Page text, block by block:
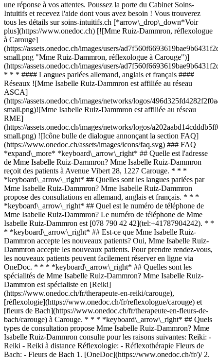
une réponse à vos attentes. Poussez la porte du Cabinet Soins-
Intuitifs et recevez l'aide dont vous avez besoin ! Vous trouverez
tous les détails sur soins-intuitifs.ch [*arrow\_drop\_down*Voir
plus](https://www.onedoc.ch) [![Mme Ruiz-Dammron, réflexologue
à Carouge]
(https://assets.onedoc.ch/images/users/
small.png "Mme Ruiz-Dammron, réflexologue à Carouge")]
(https://assets.onedoc.ch/images/users/
* * * #### Langues parlées allemand, anglais et français ####
Réseaux ![Mme Isabelle Ruiz-Dammron est affiliée au réseau
ASCA]
(https://assets.onedoc.ch/images/networks/logos/
small.png)![Mme Isabelle Ruiz-Dammron est affiliée au réseau
RME]
(https://assets.onedoc.ch/images/networks/logos/
small.png) ![Icône bulle de dialogue annonçant la section FAQ]
(https://www.onedoc.ch/assets/images/icons/faq.svg) ### FAQ
*expand\_more* *keyboard\_arrow\_right* ## Quelle est l'adresse
de Mme Isabelle Ruiz-Dammron? Mme Isabelle Ruiz-Dammron
reçoit des patients à Avenue Vibert 28, 1227 Carouge. * * *
*keyboard\_arrow\_right* ## Quelles sont les langues parlées par
Mme Isabelle Ruiz-Dammron? Mme Isabelle Ruiz-Dammron
propose des consultations en allemand, anglais et français. * * *
*keyboard\_arrow\_right* ## Quel est le numéro de téléphone de
Mme Isabelle Ruiz-Dammron? Le numéro de téléphone de Mme
Isabelle Ruiz-Dammron est [078 790 42 42](tel:+41787904242). * *
* *keyboard\_arrow\_right* ## Est-ce que Mme Isabelle Ruiz-
Dammron accepte les nouveaux patients? Oui, Mme Isabelle Ruiz-
Dammron accepte les nouveaux patients. Pour prendre rendez-vous,
les nouveaux patients peuvent facilement réserver en ligne via
OneDoc. * * * *keyboard\_arrow\_right* ## Quelles sont les
spécialités de Mme Isabelle Ruiz-Dammron? Mme Isabelle Ruiz-
Dammron est spécialiste en [Reiki]
(https://www.onedoc.ch/fr/therapeute-en-reiki/carouge),
[réflexologie](https://www.onedoc.ch/fr/reflexologue/carouge) et
[fleurs de Bach](https://www.onedoc.ch/fr/therapeute-en-fleurs-de-
bach/carouge) à Carouge. * * * *keyboard\_arrow\_right* ## Quels
types de consultation propose Mme Isabelle Ruiz-Dammron? Mme
Isabelle Ruiz-Dammron consulte pour les raisons suivantes: Reiki: -
Reiki - Reiki à distance Réflexologie: - Réflexothérapie Fleurs de
Bach: - Fleurs de Bach 1. [OneDoc](https://www.onedoc.ch/fr/)/ 2. [Réflexologue](https://www.onedoc.ch/fr/reflexologue)/ 3. [Canton de Genève](https://www.onedoc.ch/fr/reflexologue/canton-de-geneve)/ 4. [Carouge](https://www.onedoc.ch/fr/reflexologue/carouge)/ 5. Mme Isabelle Ruiz-Dammron ### Prenez RDV avec Mme Isabelle Ruiz-Dammron Renseignez les informations suivantes 1 Spécialité Sélectionnez une spécialité * * * *touch\_app* Choisissez un créneau horaire *chevron\_left* lun. 03 août *chevron\_right* Voir plus de rendez-vous Créneau horaire Prendre rendez-vous ### Téléchargez l'app OneDoc Prenez rendez-vous en ligne chez un médecin, un dentiste ou un thérapeute proche de vous en Suisse. L'application OneDoc vous permet de gérer tous vos rendez-vous médicaux depuis votre natel, n'importe où et n'importe quand. ![Code QR redirigeant vers l’App Store ou Google Play pour télécharger l’app OneDoc Patients](https://www.onedoc.ch/assets/images/download-app-qr.jpeg) Scannez le QR code pour télécharger l’application [![Téléchargez notre application sur l'App Store!](https://www.onedoc.ch/assets/images/app-store-badge-fr.svg)](https://apps.apple.com/ch/app/onedoc/id1592376413?l=fr)[![Téléchargez notre application sur le Google Play Store!](https://www.onedoc.ch/assets/images/google-play-badge-fr.png)](https://play.google.com/store/apps/details?id=ch.onedoc.patient&hl=fr-CH) *keyboard\_arrow\_right* ## Spécialités associées [Thérapeute en Reiki à Genève](https://www.onedoc.ch/fr/therapeute-en-reiki/geneve)[Thérapeute en Reiki à Nyon](https://www.onedoc.ch/fr/therapeute-en-reiki/nyon)[Thérapeute en Reiki à Lancy](https://www.onedoc.ch/fr/therapeute-en-reiki/lancy)[Thérapeute en Reiki à Morges](https://www.onedoc.ch/fr/therapeute-en-reiki/morges)[Thérapeute en Reiki à Gland](https://www.onedoc.ch/fr/therapeute-en-reiki/gland)[Thérapeute en Reiki à Meyrin](https://www.onedoc.ch/fr/therapeute-en-reiki/meyrin)[Thérapeute en Reiki à Plan-les-Ouates](https://www.onedoc.ch/fr/therapeute-en-reiki/plan-les-ouates)[Réflexologue à Genève](https://www.onedoc.ch/fr/reflexologue/geneve)[Réflexologue à Nyon](https://www.onedoc.ch/fr/reflexologue/nyon)[Réflexologue à Carouge](https://www.onedoc.ch/fr/reflexologue/carouge)[Réflexologue à Gland](https://www.onedoc.ch/fr/reflexologue/gland)[Réflexologue à Meyrin](https://www.onedoc.ch/fr/reflexologue/meyrin)[Réflexologue à Morges](https://www.onedoc.ch/fr/reflexologue/morges)[Réflexologue à Préverenges](https://www.onedoc.ch/fr/reflexologue/preverenges)[Réflexologue à Chêne-Bourg](https://www.onedoc.ch/fr/reflexologue/chene-bourg)[Réflexologue à Lancy](https://www.onedoc.ch/fr/reflexologue/lancy)[Réflexologue à Plan-les-Ouates](https://www.onedoc.ch/fr/reflexologue/plan-les-ouates)[Réflexologue à Rolle](https://www.onedoc.ch/fr/reflexologue/rolle)[Réflexologue à Onex](https://www.onedoc.ch/fr/reflexologue/onex)[Réflexologue à Vich](https://www.onedoc.ch/fr/reflexologue/vich)[Réflexologue à Vésenaz](https://www.onedoc.ch/fr/reflexologue/vesenaz) *keyboard\_arrow\_right* ## Recherches fréquentes [Physiothérapeute à Genève](https://www.onedoc.ch/fr/physiotherapeute/geneve)[Psychologue à Genève](https://www.onedoc.ch/fr/psychologue/geneve)[Médecin généraliste à Genève](https://www.onedoc.ch/fr/medecin-generaliste/geneve)[Thérapeute en drainage lymphatique à Genève](https://www.onedoc.ch/fr/therapeute-en-drainage-lymphatique/geneve)[Masseur classique à Genève](https://www.onedoc.ch/fr/masseur-classique/geneve)[Spécialiste en médecine interne générale à Genève](https://www.onedoc.ch/fr/specialiste-en-medecine-interne-generale/geneve)[Réflexologue à Genève](https://www.onedoc.ch/fr/reflexologue/geneve)[Médecin-dentiste à Genève](https://www.onedoc.ch/fr/medecin-dentiste/geneve)[Acupuncteur à Genève](https://www.onedoc.ch/fr/acupuncteur/geneve)[Spécialiste en Médecine Traditionnelle Chinoise (MTC) à Genève](https://www.onedoc.ch/fr/specialiste-en-medecine-traditionnelle-chinoise-mtc/geneve)[Physiothérapeute du sport à Genève](https://www.onedoc.ch/fr/physiotherapeute-du-sport/geneve)[Gynécologue obstétricien à Genève](https://www.onedoc.ch/fr/gynecologue-obstetricien/geneve)[Masseur thérapeutique à Genève](https://www.onedoc.ch/fr/masseur-therapeutique/geneve)[Ostéopathe à Genève](https://www.onedoc.ch/fr/osteopathe/geneve)[Thérapeute en nutrition MCO à Genève](https://www.onedoc.ch/fr/therapeute-en-nutrition-mco/geneve)[Psychothérapeute à Genève](https://www.onedoc.ch/fr/psychotherapeute/geneve)[Ophtalmologue à Genève](https://www.onedoc.ch/fr/ophtalmologue/geneve)[Pédiatre à Genève](https://www.onedoc.ch/fr/pediatre/geneve)[Thérapeute en nutrition à Genève](https://www.onedoc.ch/fr/therapeute-en-nutrition/geneve)[Thérapeute en hypnose à Genève](https://www.onedoc.ch/fr/therapeute-en-hypnose/geneve)[Spécialiste en médecine esthétique à Genève](https://www.onedoc.ch/fr/specialiste-en-medecine-esthetique/geneve) *keyboard\_arrow\_right* ## Annuaire des professionnels de santé suisses [Liste des praticiens](https://www.onedoc.ch/fr/annuaire) [A](https://www.onedoc.ch/fr/annuaire/A) [B](https://www.onedoc.ch/fr/annuaire/B) [C](https://www.onedoc.ch/fr/annuaire/C) [D](https://www.onedoc.ch/fr/annuaire/D) [E](https://www.onedoc.ch/fr/annuaire/E) [F](https://www.onedoc.ch/fr/annuaire/F) [G](https://www.onedoc.ch/fr/annuaire/G) [H](https://www.onedoc.ch/fr/annuaire/H) [I](https://www.onedoc.ch/fr/annuaire/I) [J](https://www.onedoc.ch/fr/annuaire/J) [K](https://www.onedoc.ch/fr/annuaire/K) [L](https://www.onedoc.ch/fr/annuaire/L) [M](https://www.onedoc.ch/fr/annuaire/M) [N](https://www.onedoc.ch/fr/annuaire/N) [O](https://www.onedoc.ch/fr/annuaire/O) [P](https://www.onedoc.ch/fr/annuaire/P) [Q](https://www.onedoc.ch/fr/annuaire/Q) [R](https://www.onedoc.ch/fr/annuaire/R) [S](https://www.onedoc.ch/fr/annuaire/S) [T](https://www.onedoc.ch/fr/annuaire/T) [U](https://www.onedoc.ch/fr/annuaire/U) [V](https://www.onedoc.ch/fr/annuaire/V) [W](https://www.onedoc.ch/fr/annuaire/W) [X](https://www.onedoc.ch/fr/annuaire/X) [Y](https://www.onedoc.ch/fr/annuaire/Y) [Z](https://www.onedoc.ch/fr/annuaire/Z) ## OneDoc [Pour les professionnels de santé](https://info.onedoc.ch/fr/) [À propos de nous](https://info.onedoc.ch/fr/raison-d-etre/) [Presse](https://info.onedoc.ch/fr/presse/) [Carrières](https://career.onedoc.ch/fr) [Centre de confidentialité](https://privacy.onedoc.ch/fr/) [Gestion des cookies](javascript:Didomi.preferences.show%28%29) [Centre d'aide](https://help.onedoc.ch/fr/) ## Langues [Deutsch](https://www.onedoc.ch/de/reflexologietherapeutin/carouge/pb6tq/isabelle-ruiz-dammron) [Français](https://www.onedoc.ch/fr/reflexologue/carouge/pb6tq/isabelle-ruiz-dammron) [Italiano](https://www.onedoc.ch/it/terapista-in-riflessologia/carouge/pb6tq/isabelle-ruiz-dammron) [English](https://www.onedoc.ch/en/reflexology-therapist/carouge/pb6tq/isabelle-ruiz-dammron) ## Spécialités associées [Thérapeute en Reiki à Genève](https://www.onedoc.ch/fr/therapeute-en-reiki/geneve) [Thérapeute en Reiki à Nyon](https://www.onedoc.ch/fr/therapeute-en-reiki/nyon) [Thérapeute en Reiki à Lancy](https://www.onedoc.ch/fr/therapeute-en-reiki/lancy) [Thérapeute en Reiki à Morges](https://www.onedoc.ch/fr/therapeute-en-reiki/morges) [Thérapeute en Reiki à Gland](https://www.onedoc.ch/fr/therapeute-en-reiki/gland) [Thérapeute en Reiki à Meyrin](https://www.onedoc.ch/fr/therapeute-en-reiki/meyrin) [Thérapeute en Reiki à Plan-les-Ouates](https://www.onedoc.ch/fr/therapeute-en-reiki/plan-les-ouates) [Réflexologue à Genève](https://www.onedoc.ch/fr/reflexologue/geneve) [Réflexologue à Nyon](https://www.onedoc.ch/fr/reflexologue/nyon) [Réflexologue à Carouge](https://www.onedoc.ch/fr/reflexologue/carouge) [Réflexologue à Gland](https://www.onedoc.ch/fr/reflexologue/gland) [Réflexologue à Meyrin](https://www.onedoc.ch/fr/reflexologue/meyrin) [Réflexologue à Morges](https://www.onedoc.ch/fr/reflexologue/morges) [Réflexologue à Préverenges](https://www.onedoc.ch/fr/reflexologue/preverenges) [Réflexologue à Chêne-Bourg](https://www.onedoc.ch/fr/reflexologue/chene-bourg) [Réflexologue à Lancy](https://www.onedoc.ch/fr/reflexologue/lancy) [Réflexologue à Plan-les-Ouates](https://www.onedoc.ch/fr/reflexologue/plan-les-ouates) [Réflexologue à Rolle](https://www.onedoc.ch/fr/reflexologue/rolle) [Réflexologue à Onex](https://www.onedoc.ch/fr/reflexologue/onex) [Réflexologue à Vich](https://www.onedoc.ch/fr/reflexologue/vich) [Réflexologue à Vésenaz](https://www.onedoc.ch/fr/reflexologue/vesenaz) ## Recherches fréquentes [Physiothérapeute à Genève](https://www.onedoc.ch/fr/physiotherapeute/geneve) [Psychologue à Genève](https://www.onedoc.ch/fr/psychologue/geneve) [Médecin généraliste à Genève](https://www.onedoc.ch/fr/medecin-generaliste/geneve) [Thérapeute en drainage lymphatique à Genève](https://www.onedoc.ch/fr/therapeute-en-drainage-lymphatique/geneve) [Massage classique à Genève](https://www.onedoc.ch/fr/masseur-classique/geneve) [Spécialiste en médecine interne générale à Genève](https://www.onedoc.ch/fr/specialiste-en-medecine-interne-generale/geneve) [Réflexologue à Genève](https://www.onedoc.ch/fr/reflexologue/geneve) [Médecin-dentiste à Genève](https://www.onedoc.ch/fr/medecin-dentiste/geneve) [Acupuncture à Genève](https://www.onedoc.ch/fr/acupuncteur/geneve) [Spécialiste en Médecine Traditionnelle Chinoise (MTC) à Genève](https://www.onedoc.ch/fr/specialiste-en-medecine-traditionnelle-chinoise-mtc/geneve) [Physiothérapeute du sport à Genève](https://www.onedoc.ch/fr/physiotherapeute-du-sport/geneve) [Gynécologue obstétricien à Genève](https://www.onedoc.ch/fr/gynecologue-obstetricien/geneve) [Massage thérapeutique à Genève](https://www.onedoc.ch/fr/masseur-therapeutique/geneve) [Ostéopathe à Genève](https://www.onedoc.ch/fr/osteopathe/geneve) [Thérapeute en nutrition MCO à Genève](https://www.onedoc.ch/fr/therapeute-en-nutrition-mco/geneve) [Psychothérap